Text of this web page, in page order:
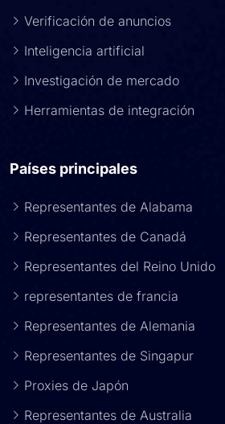
Verificación de anuncios
Inteligencia artificial
Investigación de mercado
Herramientas de integración
Países principales
Representantes de Alabama
Representantes de Canadá
Representantes del Reino Unido
representantes de francia
Representantes de Alemania
Representantes de Singapur
Proxies de Japón
Representantes de Australia